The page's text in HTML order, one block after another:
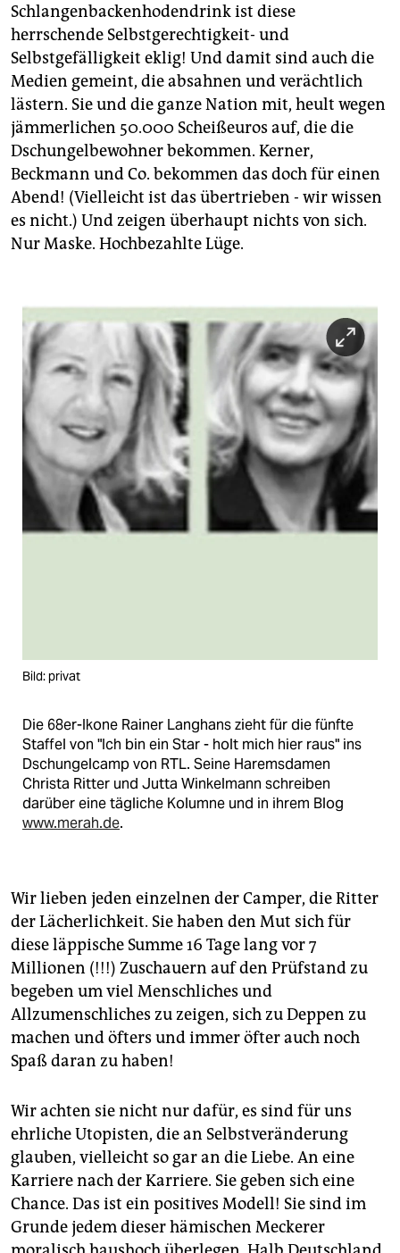
Schlangenbackenhodendrink ist diese
herrschende Selbstgerechtigkeit- und
Selbstgefälligkeit eklig! Und damit sind auch die
Medien gemeint, die absahnen und verächtlich
lästern. Sie und die ganze Nation mit, heult wegen
jämmerlichen 50.000 Scheißeuros auf, die die
Dschungelbewohner bekommen. Kerner,
Beckmann und Co. bekommen das doch für einen
Abend! (Vielleicht ist das übertrieben - wir wissen
es nicht.) Und zeigen überhaupt nichts von sich.
Nur Maske. Hochbezahlte Lüge.
Bild: privat
Die 68er-Ikone Rainer Langhans zieht für die fünfte
Staffel von "Ich bin ein Star - holt mich hier raus" ins
Dschungelcamp von RTL. Seine Haremsdamen
Christa Ritter und Jutta Winkelmann schreiben
darüber eine tägliche Kolumne und in ihrem Blog
www.merah.de.
Wir lieben jeden einzelnen der Camper, die Ritter
der Lächerlichkeit. Sie haben den Mut sich für
diese läppische Summe 16 Tage lang vor 7
Millionen (!!!) Zuschauern auf den Prüfstand zu
begeben um viel Menschliches und
Allzumenschliches zu zeigen, sich zu Deppen zu
machen und öfters und immer öfter auch noch
Spaß daran zu haben!
Wir achten sie nicht nur dafür, es sind für uns
ehrliche Utopisten, die an Selbstveränderung
glauben, vielleicht so gar an die Liebe. An eine
Karriere nach der Karriere. Sie geben sich eine
Chance. Das ist ein positives Modell! Sie sind im
Grunde jedem dieser hämischen Meckerer